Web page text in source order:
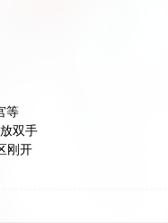
等
双手
刚开